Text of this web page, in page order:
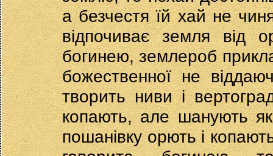
а безчестя їй хай не
відпочиває земля від
богинею, землероб
божественної не
творить ниви і
копають, але шанують
пошанівку орють і